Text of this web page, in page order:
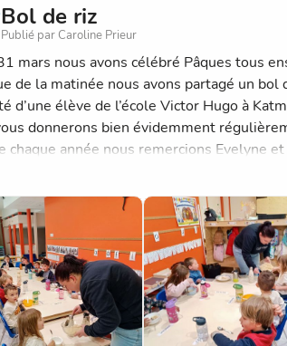
manquerons pas de partager
cette belle aventure humaine et
un grand merci à tous pour votre soutien et
Bol de riz
Publié par Caroline Prieur
mars nous avons célébré Pâques tous
de la matinée nous avons partagé un
d’une élève de l’école Victor Hugo à
donnerons bien évidemment
chaque année nous remercions Evelyne
fêtes de Pâques à chacun.